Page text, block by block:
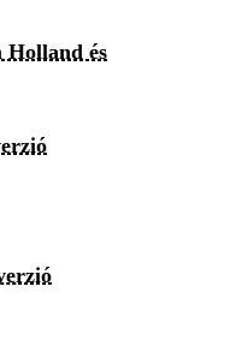
Holland és